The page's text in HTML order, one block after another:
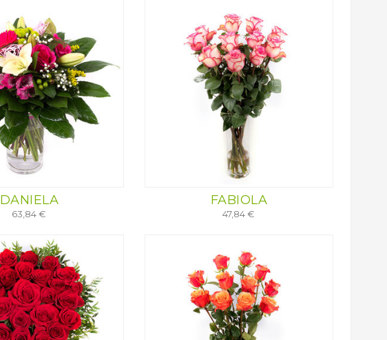
DANIELA
63,84 €
FABIOLA
47,84 €